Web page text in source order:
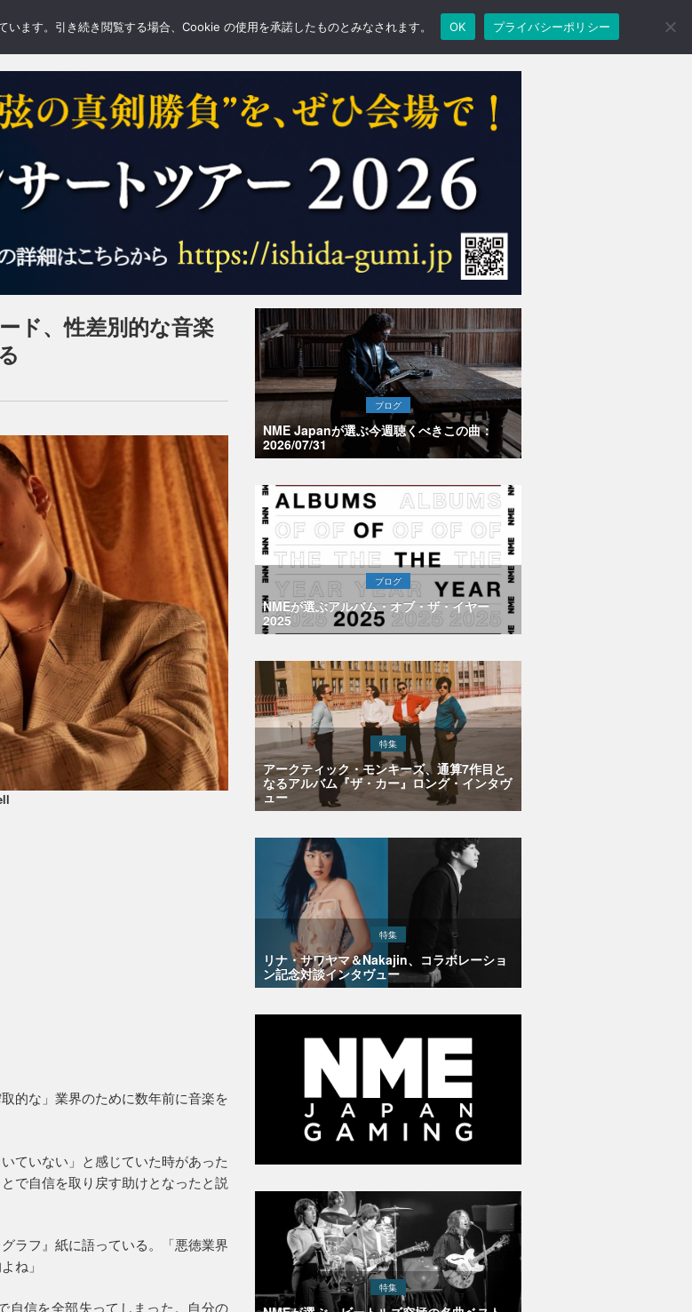
ド、性差別的な音楽
的な」業界のために数年前に音楽を
ていない」と感じていた時があった
で自信を取り戻す助けとなったと説
ラフ』紙に語っている。「悪徳業界
ね」
自信を全部失ってしまった。自分の
ブログ
NME Japanが選ぶ今週聴くべきこの曲：
2026/07/31
ブログ
NMEが選ぶアルバム・オブ・ザ・イヤー
2025
特集
アークティック・モンキーズ、通算7作目と
なるアルバム『ザ・カー』ロング・インタヴ
ュー
特集
リナ・サワヤマ＆Nakajin、コラボレーショ
ン記念対談インタヴュー
特集
ます。引き続き閲覧する場合、Cookie の使用を承諾したものとみなされます。 OK プライバシーポリシー